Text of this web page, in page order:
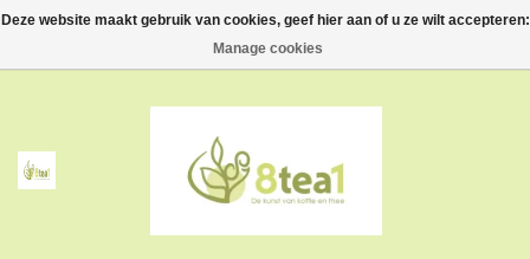
0 Artikelen - €--,--
Thee
Deze website maakt gebruik van cookies, geef hier aan of u ze wilt accepteren:
Manage cookies